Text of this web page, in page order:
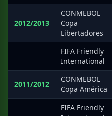
2012/2013
CONMEBOL
Copa
Libertadores
FIFA Friendly
International
2011/2012
CONMEBOL
Copa América
FIFA Friendly